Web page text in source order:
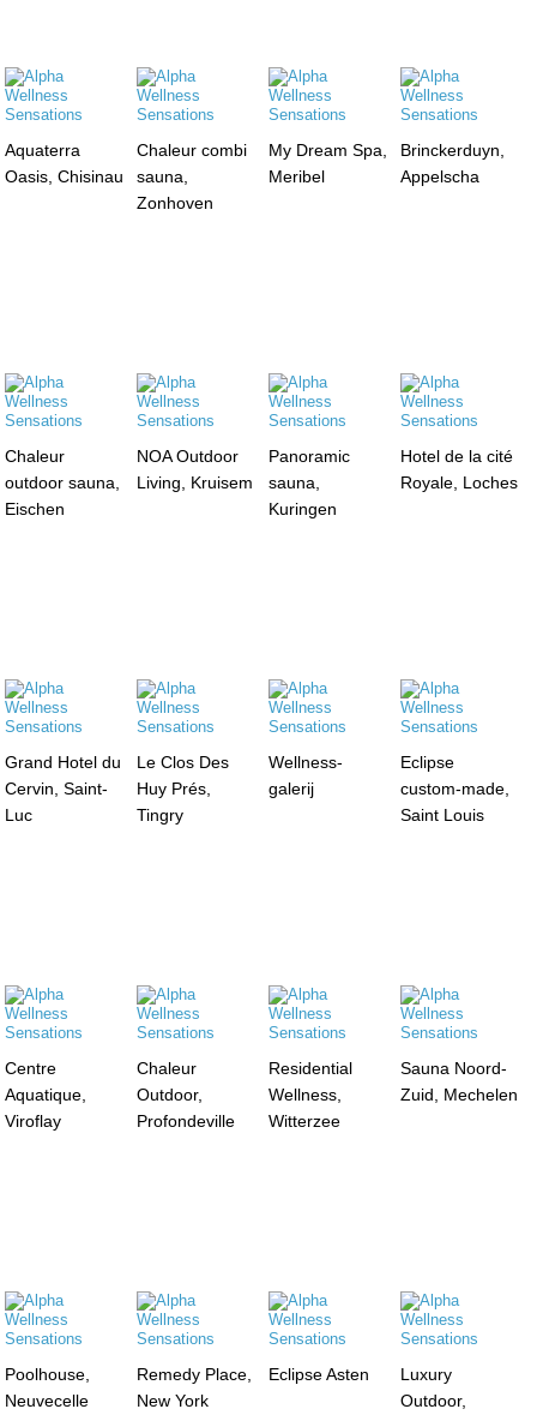
Aquaterra
Oasis, Chisinau
Chaleur combi
sauna,
Zonhoven
My Dream Spa,
Meribel
Brinckerduyn,
Appelscha
Chaleur
outdoor sauna,
Eischen
NOA Outdoor
Living, Kruisem
Panoramic
sauna,
Kuringen
Hotel de la cité
Royale, Loches
Grand Hotel du
Cervin, Saint-
Luc
Le Clos Des
Huy Prés,
Tingry
Wellness-
galerij
Eclipse
custom-made,
Saint Louis
Centre
Aquatique,
Viroflay
Chaleur
Outdoor,
Profondeville
Residential
Wellness,
Witterzee
Sauna Noord-
Zuid, Mechelen
Poolhouse,
Neuvecelle
Remedy Place,
New York
Eclipse Asten
Luxury
Outdoor,